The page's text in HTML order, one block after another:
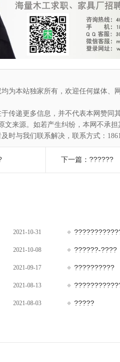
为本站独家所有，欢迎任何媒体、
传递更多信息，并不代表本网赞同
来源。如若产生纠纷，本网不承担
时与我们联系解决，联系方式：
下一篇：??????
2021-10-31
2021-10-08
2021-09-17
2021-08-13
2021-08-03
??????-????
??????????
?????